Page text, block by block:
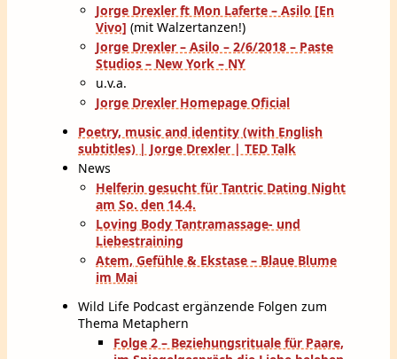
Jorge Drexler ft Mon Laferte – Asilo [En
Vivo] (mit Walzertanzen!)
Jorge Drexler – Asilo – 2/6/2018 – Paste
Studios – New York – NY
u.v.a.
Jorge Drexler Homepage Oficial
Poetry, music and identity (with English
subtitles) | Jorge Drexler | TED Talk
News
Helferin gesucht für Tantric Dating Night
am So. den 14.4.
Loving Body Tantramassage- und
Liebestraining
Atem, Gefühle & Ekstase – Blaue Blume
im Mai
Wild Life Podcast ergänzende Folgen zum
Thema Metaphern
Folge 2 – Beziehungsrituale für Paare,